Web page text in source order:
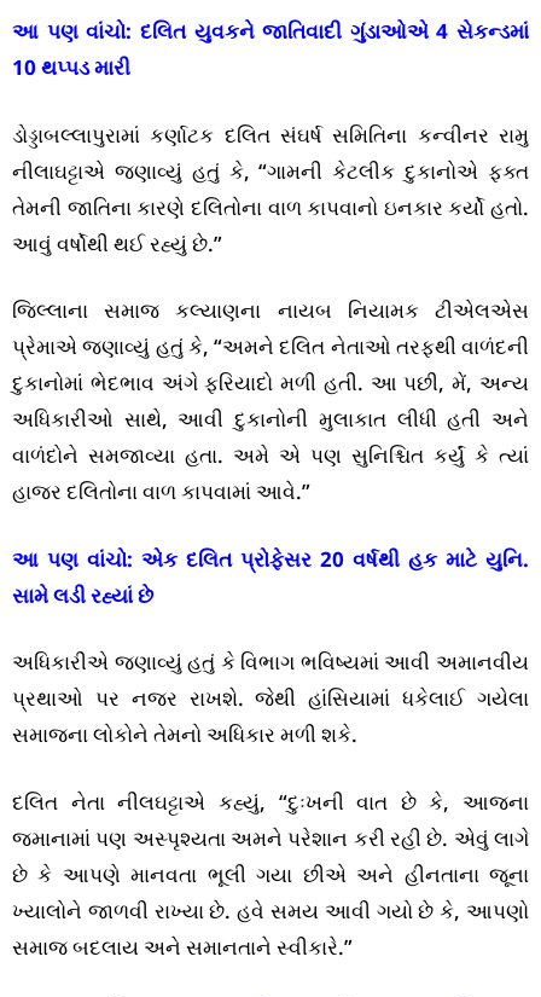
આ પણ વાંચો: દલિત યુવકને જાતિવાદી ગુંડાઓએ 4 સેકન્ડમાં
10 થપ્પડ મારી
ડોડ્ડાબલ્લાપુરામાં કર્ણાટક દલિત સંઘર્ષ સમિતિના કન્વીનર રામુ
નીલાઘટ્ટાએ જણાવ્યું હતું કે, “ગામની કેટલીક દુકાનોએ ફક્ત
તેમની જાતિના કારણે દલિતોના વાળ કાપવાનો ઇનકાર કર્યો હતો.
આવું વર્ષોથી થઈ રહ્યું છે.”
જિલ્લાના સમાજ કલ્યાણના નાયબ નિયામક ટીએલએસ
પ્રેમાએ જણાવ્યું હતું કે, “અમને દલિત નેતાઓ તરફથી વાળંદની
દુકાનોમાં ભેદભાવ અંગે ફરિયાદો મળી હતી. આ પછી, મેં, અન્ય
અધિકારીઓ સાથે, આવી દુકાનોની મુલાકાત લીધી હતી અને
વાળંદોને સમજાવ્યા હતા. અમે એ પણ સુનિશ્ચિત કર્યું કે ત્યાં
હાજર દલિતોના વાળ કાપવામાં આવે.”
આ પણ વાંચો: એક દલિત પ્રોફેસર 20 વર્ષથી હક માટે યુનિ.
સામે લડી રહ્યાં છે
અધિકારીએ જણાવ્યું હતું કે વિભાગ ભવિષ્યમાં આવી અમાનવીય
પ્રથાઓ પર નજર રાખશે. જેથી હાંસિયામાં ધકેલાઈ ગયેલા
સમાજના લોકોને તેમનો અધિકાર મળી શકે.
દલિત નેતા નીલઘટ્ટાએ કહ્યું, “દુઃખની વાત છે કે, આજના
જમાનામાં પણ અસ્પૃશ્યતા અમને પરેશાન કરી રહી છે. એવું લાગે
છે કે આપણે માનવતા ભૂલી ગયા છીએ અને હીનતાના જૂના
ખ્યાલોને જાળવી રાખ્યા છે. હવે સમય આવી ગયો છે કે, આપણો
સમાજ બદલાય અને સમાનતાને સ્વીકારે.”